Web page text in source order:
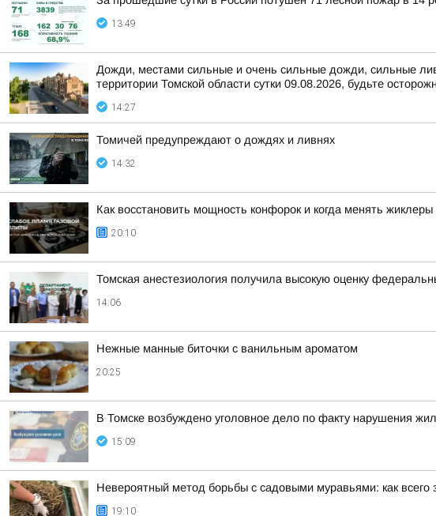
13:49
Дожди, местами сильные и очень сильные дожди, сильные
территории Томской области сутки 09.08.2026, будьте
14:27
Томичей предупреждают о дождях и ливнях
14:32
Как восстановить мощность конфорок и когда менять жиклеры
20:10
Томская анестезиология получила высокую оценку
14:06
Нежные манные биточки с ванильным ароматом
20:25
В Томске возбуждено уголовное дело по факту нарушения
15:09
Невероятный метод борьбы с садовыми муравьями: как всего
19:10